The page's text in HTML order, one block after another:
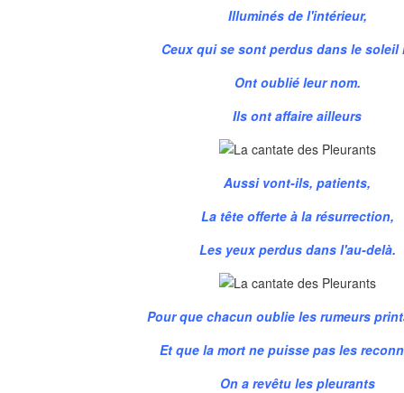
Illuminés de l'intérieur,
Ceux qui se sont perdus dans le soleil
Ont oublié leur nom.
Ils ont affaire ailleurs
Aussi vont-ils, patients,
La tête offerte à la résurrection,
Les yeux perdus dans l'au-delà.
Pour que chacun oublie les rumeurs
Et que la mort ne puisse pas les
On a revêtu les pleurants